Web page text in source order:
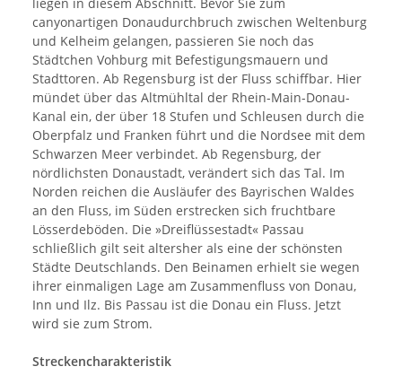
canyonartigen Donaudurchbruch zwischen Weltenburg
und Kelheim gelangen, passieren Sie noch das
Städtchen Vohburg mit Befestigungsmauern und
Stadttoren. Ab Regensburg ist der Fluss schiffbar. Hier
mündet über das Altmühltal der Rhein-Main-Donau-
Kanal ein, der über 18 Stufen und Schleusen durch die
Oberpfalz und Franken führt und die Nordsee mit dem
Schwarzen Meer verbindet. Ab Regensburg, der
nördlichsten Donaustadt, verändert sich das Tal. Im
Norden reichen die Ausläufer des Bayrischen Waldes
an den Fluss, im Süden erstrecken sich fruchtbare
Lösserde­böden. Die »Dreiflüssestadt« Passau
schließlich gilt seit altersher als eine der schönsten
Städte Deutschlands. Den Beinamen erhielt sie wegen
ihrer einmaligen Lage am Zusammenfluss von Donau,
Inn und Ilz. Bis Passau ist die Donau ein Fluss. Jetzt
wird sie zum Strom.
Streckencharakteristik